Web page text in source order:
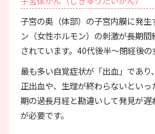
子宮の奥（体部）の子宮内膜に発
ン（女性ホルモン）の刺激が長期
されています。40代後半〜閉経後の
最も多い自覚症状が「出血」であ
正出血や、生理が終わらないとい
期の過長月経と勘違いして発見が
が必要です。